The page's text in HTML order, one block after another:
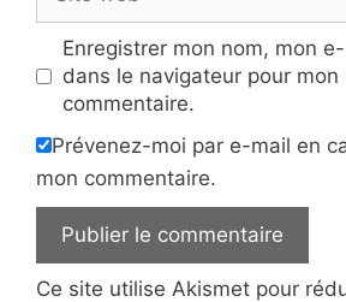
web
Enregistrer mon nom, mon
dans le navigateur pour mon
commentaire.
Prévenez-moi par e-mail en
mon commentaire.
Ce site utilise Akismet pour